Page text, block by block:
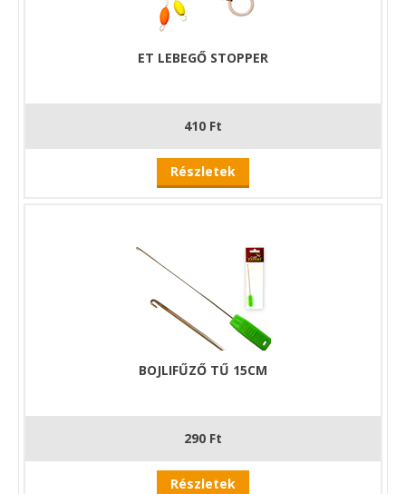
ET LEBEGŐ STOPPER
410 Ft
Részletek
BOJLIFŰZŐ TŰ 15CM
290 Ft
Részletek